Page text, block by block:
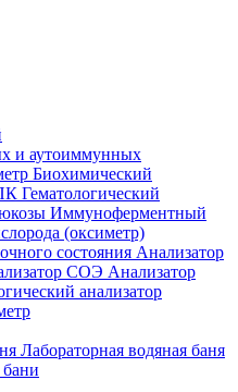
и аутоиммунных
Биохимический
Гематологический
Иммуноферментный
(оксиметр)
состояния Анализатор
СОЭ Анализатор
анализатор
Лабораторная водяная баня